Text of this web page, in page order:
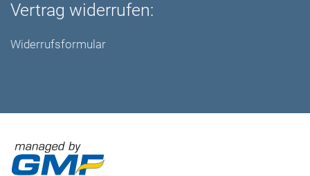
Vertrag widerrufen:
Widerrufsformular